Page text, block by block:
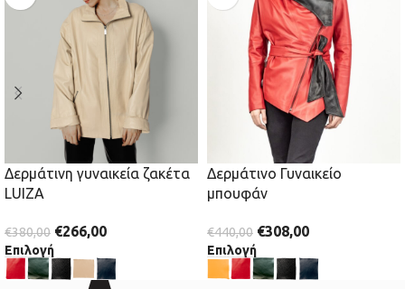
Δερμάτινη γυναικεία ζακέτα
LUIZA
€380,00 €266,00
Επιλογή
Δερμάτινο Γυναικείο
μπουφάν
€440,00 €308,00
Επιλογή